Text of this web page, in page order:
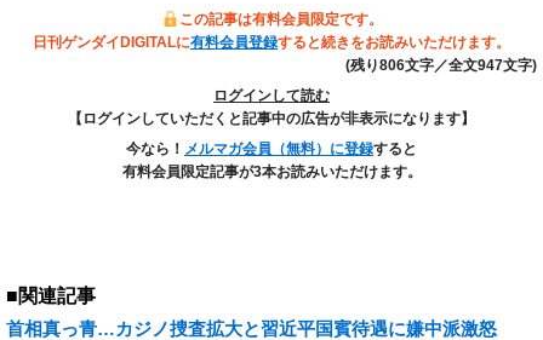
この記事は有料会員限定です。
日刊ゲンダイDIGITALに有料会員登録すると続きをお読みいただけます。
(残り806文字／全文947文字)
ログインして読む
【ログインしていただくと記事中の広告が非表示になります】
今なら！ メルマガ会員（無料）に登録すると
有料会員限定記事が3本お読みいただけます。
■関連記事
首相真っ青…カジノ捜査拡大と習近平国賓待遇に嫌中派激怒